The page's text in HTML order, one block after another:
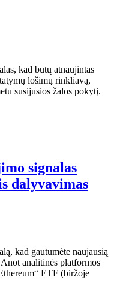
kad būtų atnaujintas
lošimų rinkliavą,
susijusios žalos pokytį.
signalas
dalyvavimas
kad gautumėte naujausią
analitinės platformos
ETF (biržoje